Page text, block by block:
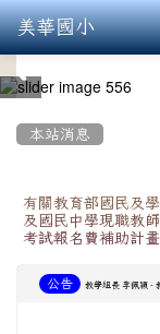
美華國小
本站消息
有關教育部國民及
及國民中學現職教
考試報名費補助計
公告 教學組長 李佩穎 -